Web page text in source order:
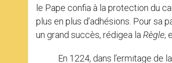
le Pape confia à la protection du
plus en plus d’adhésions. Pour sa
un grand succès, rédigea la Règle,
En 1224, dans l’ermitage de la